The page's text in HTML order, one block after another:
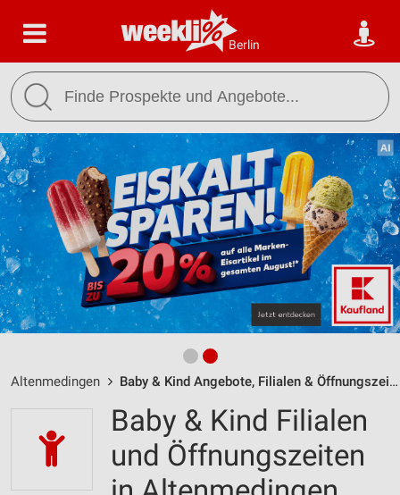
Berlin
Altenmedingen Baby & Kind Angebote, Filialen & Öffnungszeiten
Baby & Kind Filialen
und Öffnungszeiten